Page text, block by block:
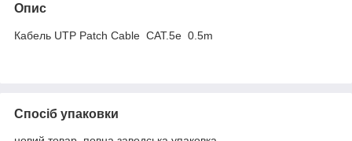
Опис
Кабель UTP Patch Cable CAT.5e 0.5m
Спосіб упаковки